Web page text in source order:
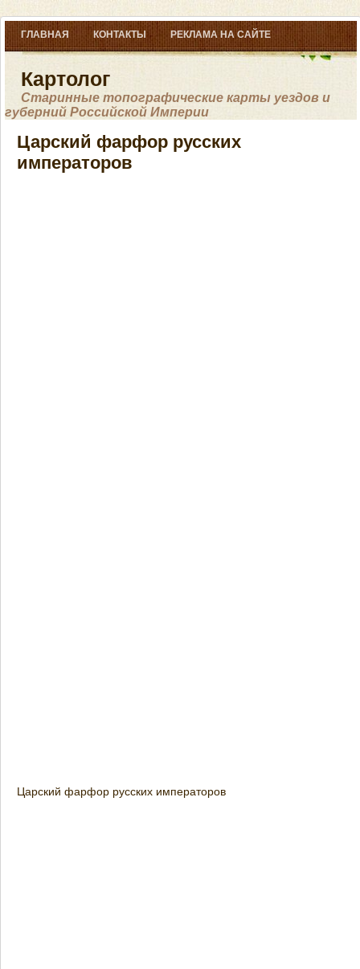
ГЛАВНАЯ КОНТАКТЫ РЕКЛАМА НА САЙТЕ
Картолог
Старинные топографические карты уездов и
губерний Российской Империи
Царский фарфор русских
императоров
Царский фарфор русских императоров